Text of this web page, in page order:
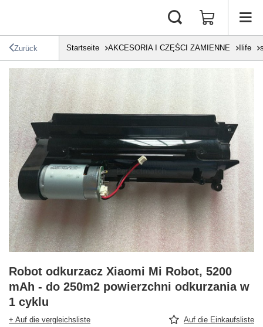
Zurück Startseite AKCESORIA I CZĘŚCI ZAMIENNE Ilife
Robot odkurzacz Xiaomi Mi Robot, 5200
mAh - do 250m2 powierzchni odkurzania w
1 cyklu
+ Auf die vergleichsliste Auf die Einkaufsliste